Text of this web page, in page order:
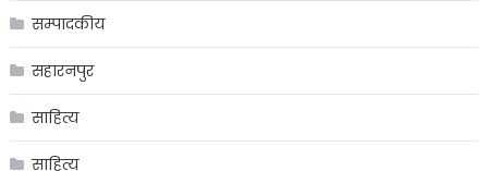
सम्पादकीय
सहारनपुर
साहित्य
साहित्य